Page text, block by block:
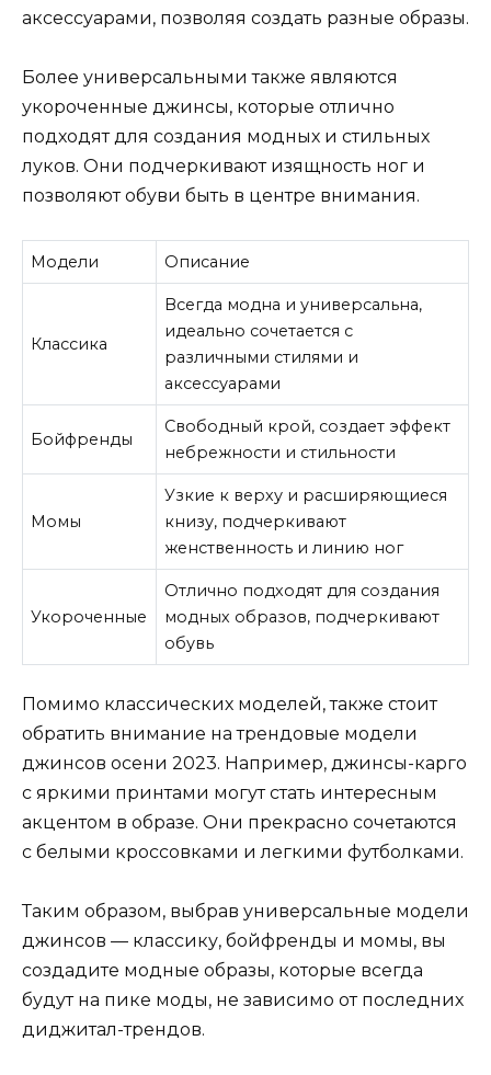
аксессуарами, позволяя создать разные образы.
Более универсальными также являются
укороченные джинсы, которые отлично
подходят для создания модных и стильных
луков. Они подчеркивают изящность ног и
позволяют обуви быть в центре внимания.
Модели Описание
Классика
Всегда модна и универсальна,
идеально сочетается с
различными стилями и
аксессуарами
Бойфренды
Свободный крой, создает эффект
небрежности и стильности
Момы
Узкие к верху и расширяющиеся
книзу, подчеркивают
женственность и линию ног
Укороченные
Отлично подходят для создания
модных образов, подчеркивают
обувь
Помимо классических моделей, также стоит
обратить внимание на трендовые модели
джинсов осени 2023. Например, джинсы-карго
с яркими принтами могут стать интересным
акцентом в образе. Они прекрасно сочетаются
с белыми кроссовками и легкими футболками.
Таким образом, выбрав универсальные модели
джинсов — классику, бойфренды и момы, вы
создадите модные образы, которые всегда
будут на пике моды, не зависимо от последних
диджитал-трендов.